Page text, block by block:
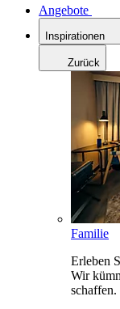
Angebote
Inspirationen
Zurück
Familie
Erleben
Wir
schaffen.